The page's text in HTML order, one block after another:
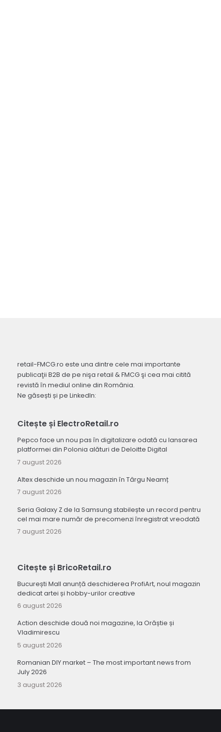
retail-FMCG.ro este una dintre cele mai importante
publicaţii B2B de pe nişa retail & FMCG şi cea mai citită
revistă în mediul online din România.
Ne găsești și pe LinkedIn:
Citește și ElectroRetail.ro
Pepco face un nou pas în digitalizare odată cu lansarea
platformei din Polonia alături de Deloitte Digital
7 august 2026
Altex deschide un nou magazin în Târgu Neamț
7 august 2026
Seria Galaxy Z de la Samsung stabilește un record pentru
cel mai mare număr de precomenzi înregistrat vreodată
7 august 2026
Citește și BricoRetail.ro
București Mall anunță deschiderea ProfiArt, noul magazin
dedicat artei și hobby-urilor creative
6 august 2026
Action deschide două noi magazine, la Orăștie și
Vladimirescu
5 august 2026
Romanian DIY market – The most important news from
July 2026
3 august 2026